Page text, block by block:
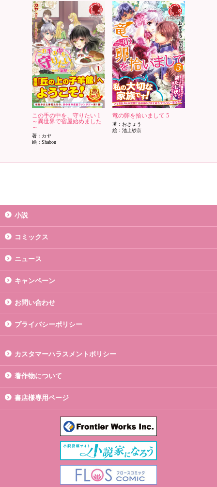
この手の中を、守りたい 1
～異世界で宿屋始めました
～
著：カヤ
絵：Shabon
竜の卵を拾いまして 5
著：おきょう
絵：池上紗京
小説
コミックス
ニュース
キャンペーン
お問い合わせ
プライバシーポリシー
カスタマーハラスメントポリシー
著作物について
書店様専用ページ